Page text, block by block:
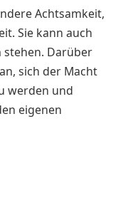
Achtsamkeit,
Sie kann auch
Darüber
sich der Macht
werden und
eigenen